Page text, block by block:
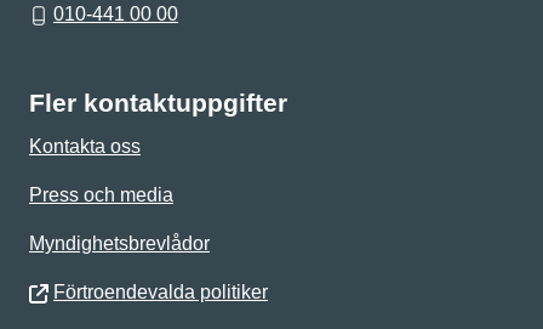
010-441 00 00
Fler kontaktuppgifter
Kontakta oss
Press och media
Myndighetsbrevlådor
Förtroendevalda politiker